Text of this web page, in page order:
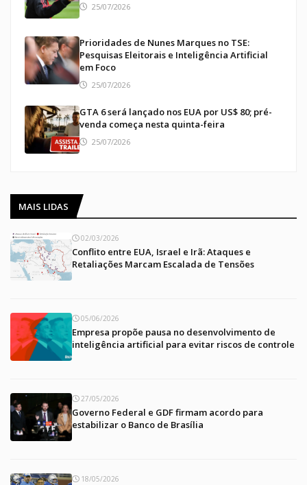
25/07/2026
Prioridades de Nunes Marques no TSE:
Pesquisas Eleitorais e Inteligência Artificial
em Foco
25/07/2026
GTA 6 será lançado nos EUA por US$ 80; pré-
venda começa nesta quinta-feira
25/07/2026
MAIS LIDAS
02/03/2026
Conflito entre EUA, Israel e Irã: Ataques e
Retaliações Marcam Escalada de Tensões
05/06/2026
Empresa propõe pausa no desenvolvimento de
inteligência artificial para evitar riscos de controle
27/05/2026
Governo Federal e GDF firmam acordo para
estabilizar o Banco de Brasília
18/05/2026